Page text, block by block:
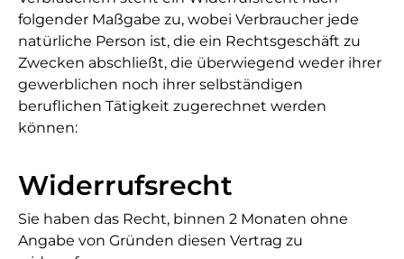
folgender Maßgabe zu, wobei Verbraucher jede
natürliche Person ist, die ein Rechtsgeschäft zu
Zwecken abschließt, die überwiegend weder ihrer
gewerblichen noch ihrer selbständigen
beruflichen Tätigkeit zugerechnet werden
können:
Widerrufsrecht
Sie haben das Recht, binnen 2 Monaten ohne
Angabe von Gründen diesen Vertrag zu